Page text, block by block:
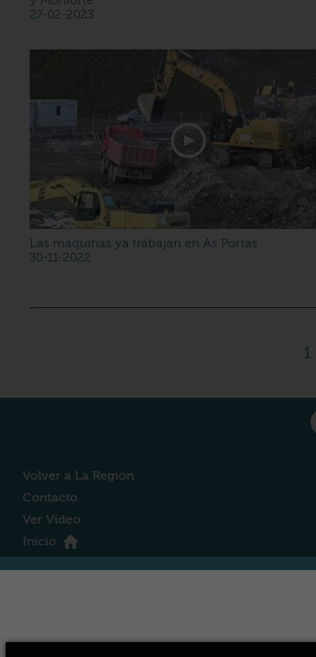
27-02-2023
Las maquinas ya trabajan en As Portas
30-11-2022
1
Volver a La Región
Contacto
Ver Vídeo
Inicio